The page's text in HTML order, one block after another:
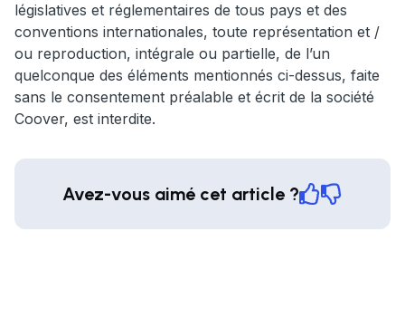
législatives et réglementaires de tous pays et des
conventions internationales, toute représentation et /
ou reproduction, intégrale ou partielle, de l’un
quelconque des éléments mentionnés ci-dessus, faite
sans le consentement préalable et écrit de la société
Coover, est interdite.
Avez-vous aimé cet article ?